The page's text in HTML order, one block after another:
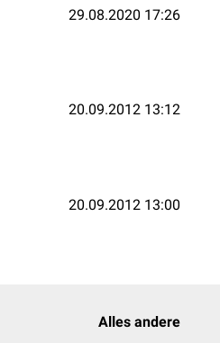
29.08.2020 17:26
20.09.2012 13:12
20.09.2012 13:00
Alles andere